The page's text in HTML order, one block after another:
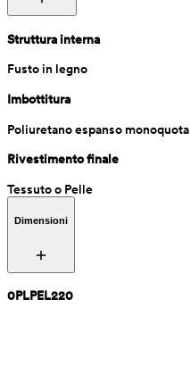
Struttura interna
Fusto in legno
Imbottitura
Poliuretano espanso monoquota
Rivestimento finale
Tessuto o Pelle
Dimensioni
0PLPEL220